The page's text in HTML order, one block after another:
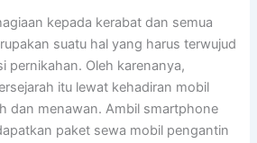
kepada kerabat dan semua
suatu hal yang harus terwujud
pernikahan. Oleh karenanya,
itu lewat kehadiran mobil
dan menawan. Ambil smartphone
paket sewa mobil pengantin